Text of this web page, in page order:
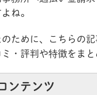
ね。
ために、こちらの
・評判や特徴をまと
ンテンツ